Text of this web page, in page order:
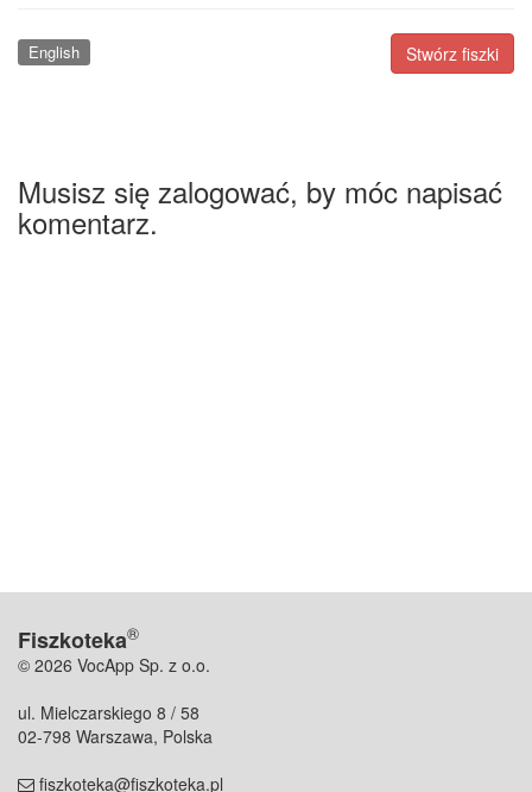
Stwórz fiszki
English
Musisz się zalogować, by móc napisać
komentarz.
Fiszkoteka®
© 2026 VocApp Sp. z o.o.
ul. Mielczarskiego 8 / 58
02-798 Warszawa, Polska
fiszkoteka@fiszkoteka.pl